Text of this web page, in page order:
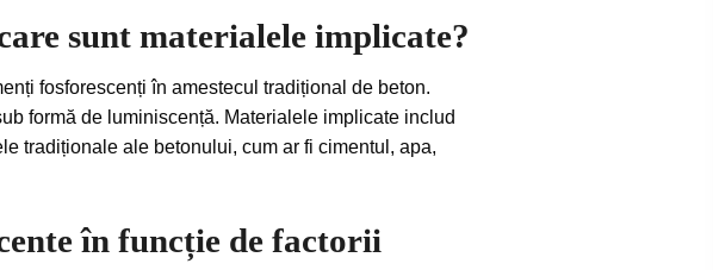
sunt materialele implicate?
fosforescenți în amestecul tradițional de beton.
formă de luminiscență. Materialele implicate includ
tradiționale ale betonului, cum ar fi cimentul, apa,
în funcție de factorii